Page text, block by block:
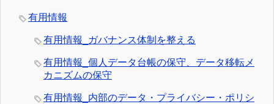
有用情報
有用情報_ガバナンス体制を整える
有用情報_個人データ台帳の保守、データ移転メ
カニズムの保守
有用情報_内部のデータ・プライバシー・ポリシ